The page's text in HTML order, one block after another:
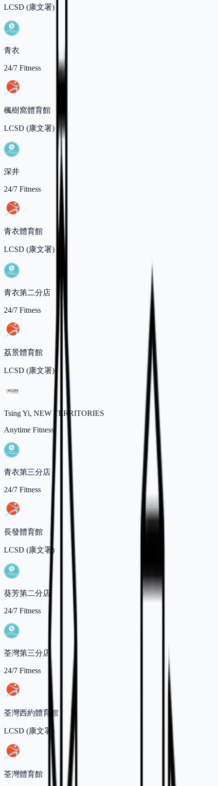
LCSD (康文署)
青衣
24/7 Fitness
楓樹窩體育館
LCSD (康文署)
深井
24/7 Fitness
青衣體育館
LCSD (康文署)
青衣第二分店
24/7 Fitness
荔景體育館
LCSD (康文署)
Tsing Yi, NEW TERRITORIES
Anytime Fitness
青衣第三分店
24/7 Fitness
長發體育館
LCSD (康文署)
葵芳第二分店
24/7 Fitness
荃灣第三分店
24/7 Fitness
荃灣西約體育館
LCSD (康文署)
荃灣體育館